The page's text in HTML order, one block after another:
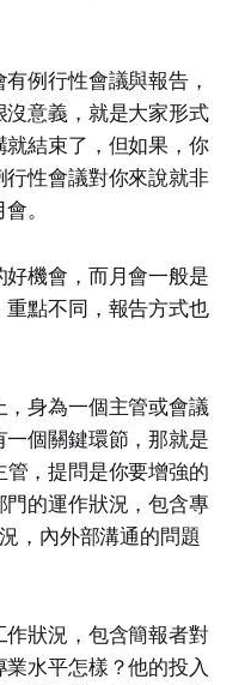
例行性會議與報告，
意義，就是大家形式
就結束了，但如果，你
性會議對你來說就非
。
機會，而月會一般是
點不同，報告方式也
身為一個主管或會議
個關鍵環節，那就是
管，提問是你要增強的
的運作狀況，包含專
，內外部溝通的問題
狀況，包含簡報者對
水平怎樣？他的投入